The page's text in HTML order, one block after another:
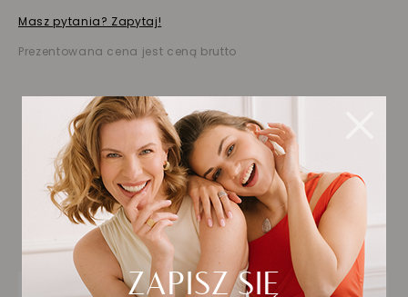
Masz pytania? Zapytaj!
Prezentowana cena jest ceną brutto
Biżuteria wybrana dla
Ciebie